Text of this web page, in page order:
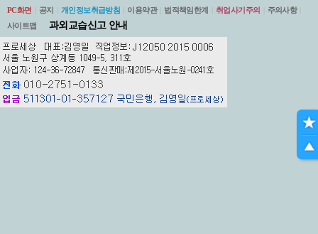
PC화면 공지 개인정보취급방침 이용약관 법적책임한계 취업사기주의 주의사항
사이트맵
과외교습신고 안내